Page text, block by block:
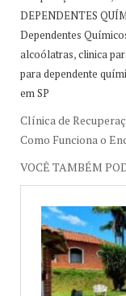
DEPENDENTES
Dependentes
alcoólatras,clinica
para dependente
em SP
Clínica de
Como Funciona o
VOCÊ TAMBÉM